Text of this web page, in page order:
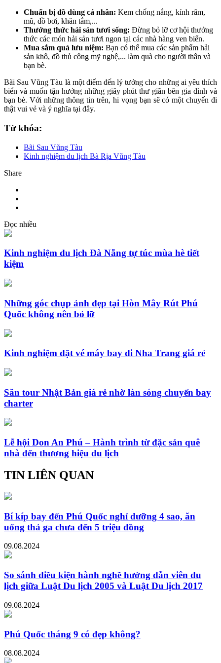
Chuẩn bị đồ dùng cá nhân: Kem chống nắng, kính râm,
mũ, đồ bơi, khăn tắm,...
Thưởng thức hải sản tươi sống: Đừng bỏ lỡ cơ hội thưởng
thức các món hải sản tươi ngon tại các nhà hàng ven biển.
Mua sắm quà lưu niệm: Bạn có thể mua các sản phẩm hải
sản khô, đồ thủ công mỹ nghệ,... làm quà cho người thân và
bạn bè.
Bãi Sau Vũng Tàu là một điểm đến lý tưởng cho những ai yêu thích
biển và muốn tận hưởng những giây phút thư giãn bên gia đình và
bạn bè. Với những thông tin trên, hi vọng bạn sẽ có một chuyến đi
thật vui vẻ và ý nghĩa tại đây.
Từ khóa:
Bãi Sau Vũng Tàu
Kinh nghiệm du lịch Bà Rịa Vũng Tàu
Share
Đọc nhiều
Kinh nghiệm du lịch Đà Nẵng tự túc mùa hè tiết
kiệm
Những góc chụp ảnh đẹp tại Hòn Mây Rút Phú
Quốc không nên bỏ lỡ
Kinh nghiệm đặt vé máy bay đi Nha Trang giá rẻ
Săn tour Nhật Bản giá rẻ nhờ làn sóng chuyến bay
charter
Lễ hội Don An Phú – Hành trình từ đặc sản quê
nhà đến thương hiệu du lịch
TIN LIÊN QUAN
Bí kíp bay đến Phú Quốc nghỉ dưỡng 4 sao, ăn
uống thả ga chưa đến 5 triệu đồng
09.08.2024
So sánh điều kiện hành nghề hướng dẫn viên du
lịch giữa Luật Du lịch 2005 và Luật Du lịch 2017
09.08.2024
Phú Quốc tháng 9 có đẹp không?
08.08.2024